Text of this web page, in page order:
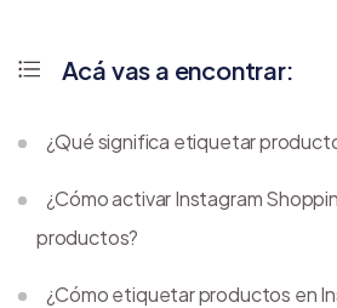
Acá vas a encontrar:
¿Qué significa etiquetar
¿Cómo activar Instagram
productos?
¿Cómo etiquetar productos en